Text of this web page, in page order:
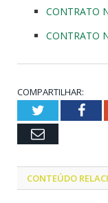
CONTRATO
CONTRATO
COMPARTILHAR:
Twitter
Email
CONTEÚDO